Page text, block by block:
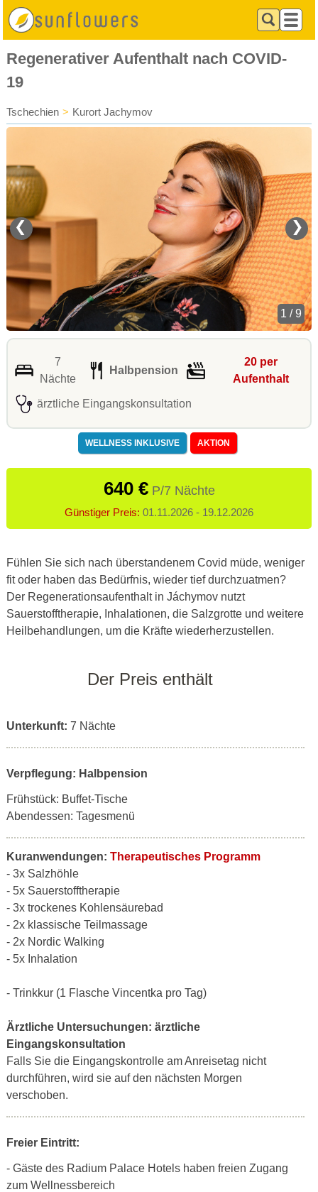
Regenerativer Aufenthalt nach COVID-
19
Tschechien > Kurort Jachymov
❮ ❯
1 / 9
7
Nächte
Halbpension
20 per
Aufenthalt
ärztliche Eingangskonsultation
WELLNESS INKLUSIVE AKTION
640 €P/7 Nächte
Günstiger Preis: 01.11.2026 - 19.12.2026
Fühlen Sie sich nach überstandenem Covid müde, weniger
fit oder haben das Bedürfnis, wieder tief durchzuatmen?
Der Regenerationsaufenthalt in Jáchymov nutzt
Sauerstofftherapie, Inhalationen, die Salzgrotte und weitere
Heilbehandlungen, um die Kräfte wiederherzustellen.
Der Preis enthält
Unterkunft: 7 Nächte
Verpflegung: Halbpension
Frühstück: Buffet-Tische
Abendessen: Tagesmenü
Kuranwendungen: Therapeutisches Programm
- 3x Salzhöhle
- 5x Sauerstofftherapie
- 3x trockenes Kohlensäurebad
- 2x klassische Teilmassage
- 2x Nordic Walking
- 5x Inhalation
- Trinkkur (1 Flasche Vincentka pro Tag)
Ärztliche Untersuchungen: ärztliche
Eingangskonsultation
Falls Sie die Eingangskontrolle am Anreisetag nicht
durchführen, wird sie auf den nächsten Morgen
verschoben.
Freier Eintritt:
- Gäste des Radium Palace Hotels haben freien Zugang
zum Wellnessbereich